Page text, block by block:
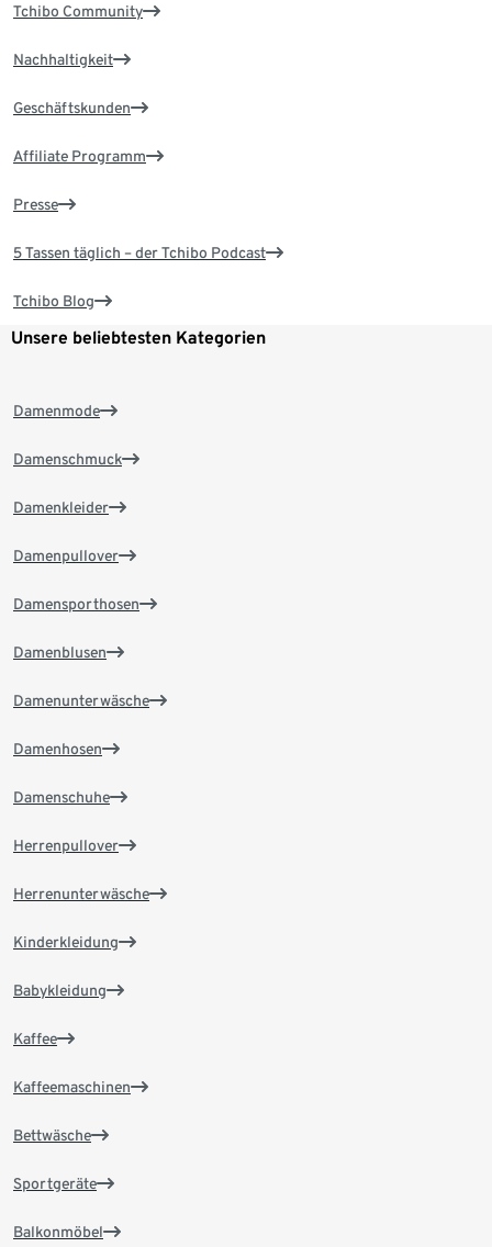
Tchibo Community
Nachhaltigkeit
Geschäftskunden
Affiliate Programm
Presse
5 Tassen täglich – der Tchibo Podcast
Tchibo Blog
Unsere beliebtesten Kategorien
Damenmode
Damenschmuck
Damenkleider
Damenpullover
Damensporthosen
Damenblusen
Damenunterwäsche
Damenhosen
Damenschuhe
Herrenpullover
Herrenunterwäsche
Kinderkleidung
Babykleidung
Kaffee
Kaffeemaschinen
Bettwäsche
Sportgeräte
Balkonmöbel